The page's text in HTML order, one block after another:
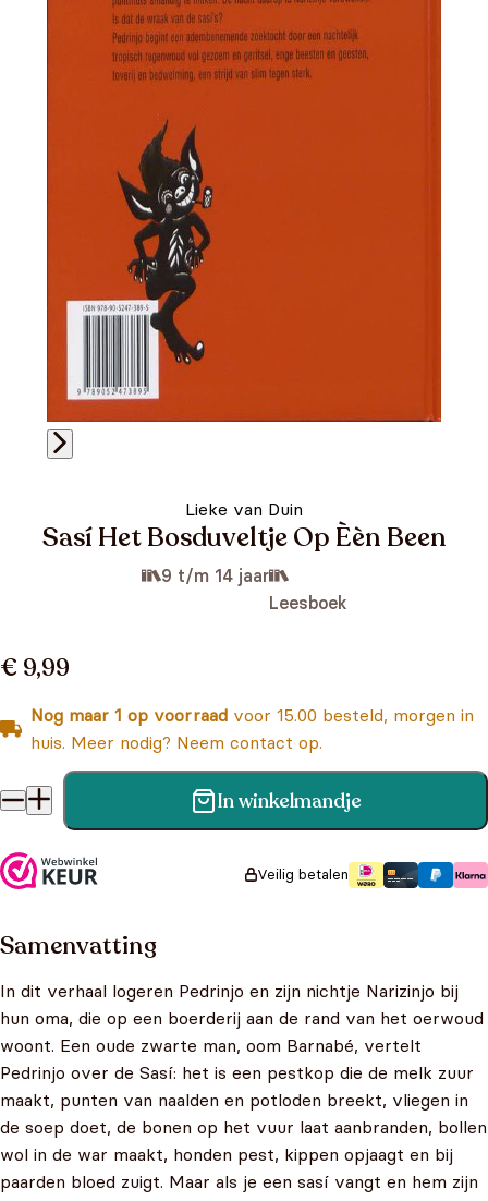
Lieke van Duin
Sasí Het Bosduveltje Op Èèn Been
9 t/m 14 jaar
Leesboek
€ 9,99
Nog maar 1 op voorraad voor 15.00 besteld, morgen in
huis. Meer nodig? Neem contact op.
Sasí Het Bosduveltje Op Èèn Been aantal
In winkelmandje
Veilig betalen
Samenvatting
In dit verhaal logeren Pedrinjo en zijn nichtje Narizinjo bij
hun oma, die op een boerderij aan de rand van het oerwoud
woont. Een oude zwarte man, oom Barnabé, vertelt
Pedrinjo over de Sasí: het is een pestkop die de melk zuur
maakt, punten van naalden en potloden breekt, vliegen in
de soep doet, de bonen op het vuur laat aanbranden, bollen
wol in de war maakt, honden pest, kippen opjaagt en bij
paarden bloed zuigt. Maar als je een sasí vangt en hem zijn